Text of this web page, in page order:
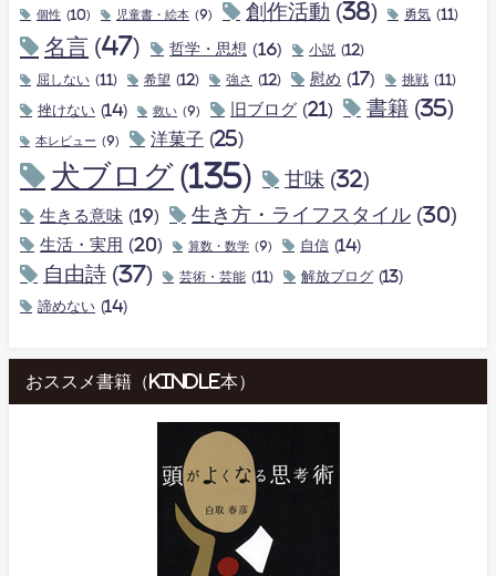
個性 (10) 児童書・絵本 (9) 創作活動 (38) 勇気 (11)
名言 (47) 哲学・思想 (16) 小説 (12)
屈しない (11) 希望 (12) 強さ (12) 慰め (17) 挑戦 (11)
挫けない (14) 救い (9) 旧ブログ (21) 書籍 (35)
本レビュー (9) 洋菓子 (25)
犬ブログ (135) 甘味 (32)
生きる意味 (19) 生き方・ライフスタイル (30)
生活・実用 (20) 算数・数学 (9) 自信 (14)
自由詩 (37) 芸術・芸能 (11) 解放ブログ (13)
諦めない (14)
おススメ書籍（kindle本）